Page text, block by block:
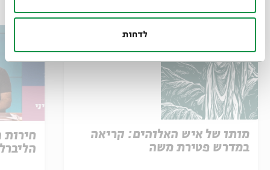
לדחות
עוד בבית אבי חי
מותו של איש האלוהים: קריאה
במדרש פטירת משה